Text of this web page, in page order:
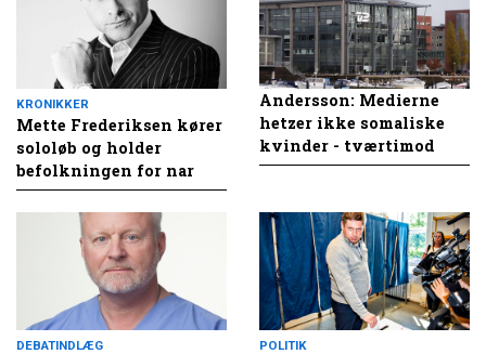
KRONIKKER
Mette Frederiksen kører
sololøb og holder
befolkningen for nar
Andersson: Medierne
hetzer ikke somaliske
kvinder - tværtimod
DEBATINDLÆG POLITIK